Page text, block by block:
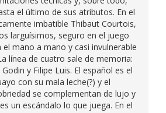
el último de sus atributos. En el
imbatible Thibaut Courtois,
larguísimos, seguro en el juego
mano a mano y casi invulnerable
línea de cuatro sale de memoria:
y Filipe Luis. El español es el
con su mala leche(?) y el
se complementan de lujo y
un escándalo lo que juega. En el